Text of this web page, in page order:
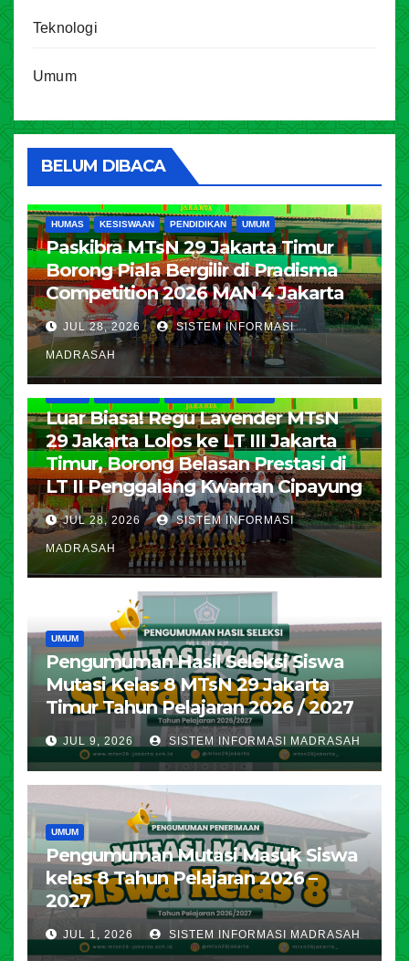
Teknologi
Umum
BELUM DIBACA
HUMAS KESISWAAN PENDIDIKAN UMUM
Paskibra MTsN 29 Jakarta Timur
Borong Piala Bergilir di Pradisma
Competition 2026 MAN 4 Jakarta
JUL 28, 2026 SISTEM INFORMASI
MADRASAH
Luar Biasa! Regu Lavender MTsN
29 Jakarta Lolos ke LT III Jakarta
Timur, Borong Belasan Prestasi di
LT II Penggalang Kwarran Cipayung
JUL 28, 2026 SISTEM INFORMASI
MADRASAH
UMUM
Pengumuman Hasil Seleksi Siswa
Mutasi Kelas 8 MTsN 29 Jakarta
Timur Tahun Pelajaran 2026 / 2027
JUL 9, 2026 SISTEM INFORMASI MADRASAH
UMUM
Pengumuman Mutasi Masuk Siswa
kelas 8 Tahun Pelajaran 2026 –
2027
JUL 1, 2026 SISTEM INFORMASI MADRASAH